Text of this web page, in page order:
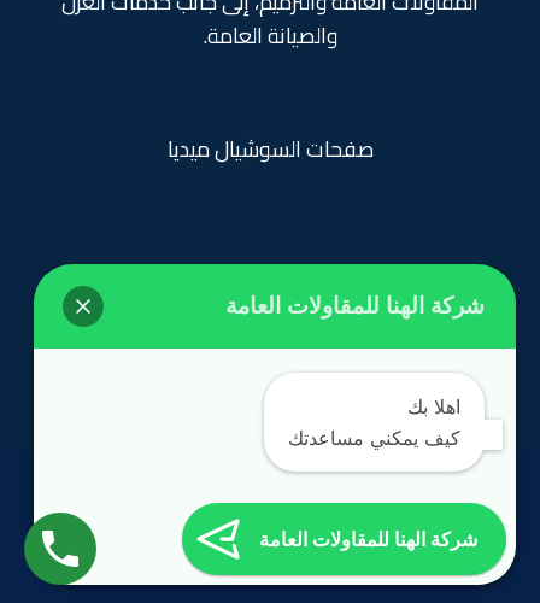
والصيانة العامة.
صفحات السوشيال ميديا
روابط تهمك
الرئيسية
الحقوق محفوظة©مؤسسة الهنا 2024
شركة الهنا للمقاولات العامة
اهلا بك
كيف يمكني مساعدتك
شركة الهنا للمقاولات العامة